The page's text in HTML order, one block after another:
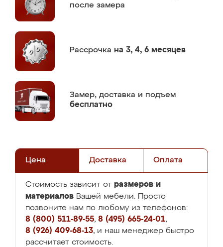
после замера
Рассрочка на 3, 4, 6 месяцев
Замер, доставка и подъем
бесплатно
Цена Доставка Оплата
Стоимость зависит от размеров и
материалов Вашей мебели. Просто
позвоните нам по любому из телефонов:
8 (800) 511-89-55, 8 (495) 665-24-01,
8 (926) 409-68-13, и наш менеджер быстро
рассчитает стоимость.